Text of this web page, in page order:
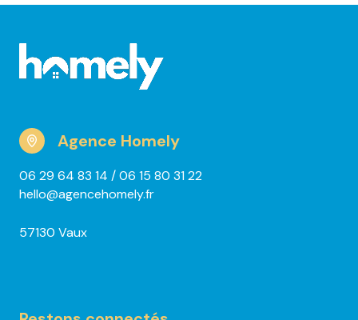
Agence Homely
06 29 64 83 14 / 06 15 80 31 22
hello@agencehomely.fr
57130 Vaux